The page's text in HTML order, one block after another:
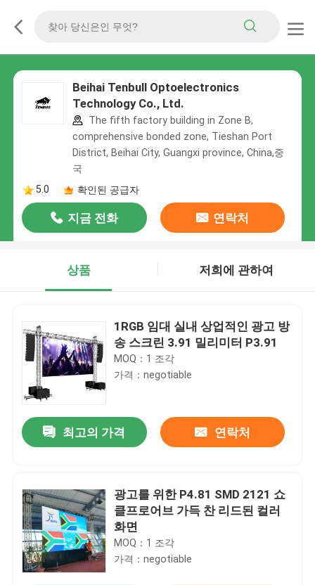
Beihai Tenbull Optoelectronics
Technology Co., Ltd.
The fifth factory building in Zone B,
comprehensive bonded zone, Tieshan Port
District, Beihai City, Guangxi province, China,중
국
5.0
확인된 공급자
지금 전화 연락처
상품 저희에 관하여
1RGB 임대 실내 상업적인 광고 방
송 스크린 3.91 밀리미터 P3.91
MOQ：1 조각
가격：negotiable
최고의 가격 연락처
광고를 위한 P4.81 SMD 2121 쇼
클프로어브 가득 찬 리드된 컬러
화면
MOQ：1 조각
가격：negotiable